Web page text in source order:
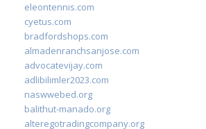
eleontennis.com
cyetus.com
bradfordshops.com
almadenranchsanjose.com
advocatevijay.com
adlibilimler2023.com
naswwebed.org
balithut-manado.org
alteregotradingcompany.org